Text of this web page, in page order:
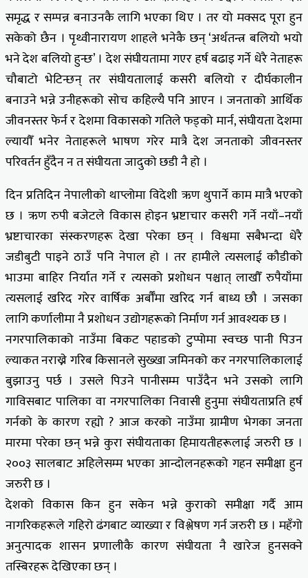
समृद्ध र सम्पन्न बनाउनकै लागि भएका थिए । तर यो मक्सद पूरा हुन
सकेको छैन । पृथ्वीनारायण शाहले भनेकै छन् ‘अर्थतन्त्र बलियो भयो
भने देश बलियो हुन्छ’ । देश संघीयतामा गएर हर्ष बढाइ गर्ने धेरै नेताहरू
चौबाटो भेटिन्छन् तर संघीयतालाई कसरी बलियो र दीर्घकालीन
बनाउने भन्ने उनीहरूको सोच कहिल्यै पनि आएन । जनताको आर्थिक
जीवनस्तर फेर्न र देशमा विकासको गतिले फड्को मार्न, संघीयता देशमा
ल्यायौँ भनेर नेताहरूले भाषण गरेर मात्रै देश जनताको जीवनस्तर
परिवर्तन हुँदैन न त संघीयता जादुको छडी नै हो ।
दिन प्रतिदिन नेपालीको थाप्लोमा विदेशी ऋण थुपार्ने काम मात्रै भएको
छ । ऋण रुपी बजेटले विकास होइन भ्रष्टाचार कसरी गर्ने नयाँ–नयाँ
भ्रष्टाचारका संस्करणहरू देखा परेका छन् । विश्वमा सबैभन्दा धेरै
जडीबुटी पाइने ठाउँ पनि नेपाल हो । तर हामीले त्यसलाई कौडीको
भाउमा बाहिर निर्यात गर्ने र त्यसको प्रशोधन पश्चात् लाखौँ रुपैयाँमा
त्यसलाई खरिद गरेर वार्षिक अर्बौँमा खरिद गर्न बाध्य छौ । जसका
लागि कर्णालीमा नै प्रशोधन उद्योगहरूको निर्माण गर्न आवश्यक छ ।
नगरपालिकाको नाउँमा बिकट पहाडको टुप्पोमा स्वच्छ पानी पिउन
ल्याकत नराख्ने गरिब किसानले सुख्खा जमिनको कर नगरपालिकालाई
बुझाउनु पर्छ । उसले पिउने पानीसम्म पाउँदैन भने उसको लागि
गाविसबाट पालिका वा नगरपालिका निवासी हुनुमा संघीयताप्रति हर्ष
गर्नको के कारण रह्यो ? आज करको नाउँमा ग्रामीण भेगका जनता
मारमा परेका छन् भन्ने कुरा संघीयताका हिमायतीहरूलाई जरुरी छ ।
२००३ सालबाट अहिलेसम्म भएका आन्दोलनहरूको गहन समीक्षा हुन
जरुरी छ ।
देशको विकास किन हुन सकेन भन्ने कुराको समीक्षा गर्दै आम
नागरिकहरूले गहिरो ढंगबाट व्याख्या र विश्लेषण गर्न जरुरी छ । महँगो
अनुत्पादक शासन प्रणालीकै कारण संघीयता नै खारेज हुनसक्ने
तस्बिरहरू देखिएका छन् ।